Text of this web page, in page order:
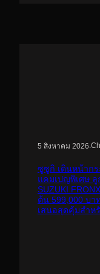
5 สิงหาคม 2026.
ซูซูกิ เดินหน้ากร
แคมเปญพิเศษ
SUZUKI
ต้น 599,000 บ
เสนอสุดคุ้มสำห